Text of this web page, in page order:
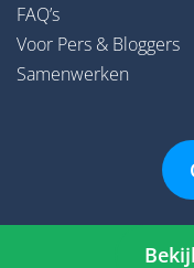
FAQ’s
Voor Pers & Bloggers
Samenwerken
© 2026 |